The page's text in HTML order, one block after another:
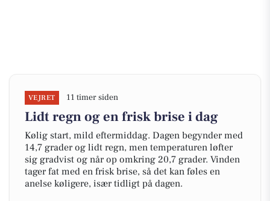
VEJRET 11 timer siden
Lidt regn og en frisk brise i dag
Kølig start, mild eftermiddag. Dagen begynder med
14,7 grader og lidt regn, men temperaturen løfter
sig gradvist og når op omkring 20,7 grader. Vinden
tager fat med en frisk brise, så det kan føles en
anelse køligere, især tidligt på dagen.